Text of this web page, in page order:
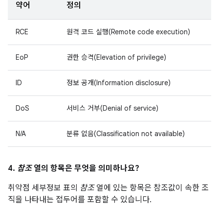
약어 정의
RCE 원격 코드 실행(Remote code execution)
EoP 권한 승격(Elevation of privilege)
ID 정보 공개(Information disclosure)
DoS 서비스 거부(Denial of service)
N/A 분류 없음(Classification not available)
4. 참조열의 항목은 무엇을 의미하나요?
취약점 세부정보 표의 참조열에 있는 항목은 참조값이 속한 조
직을 나타내는 접두어를 포함할 수 있습니다.